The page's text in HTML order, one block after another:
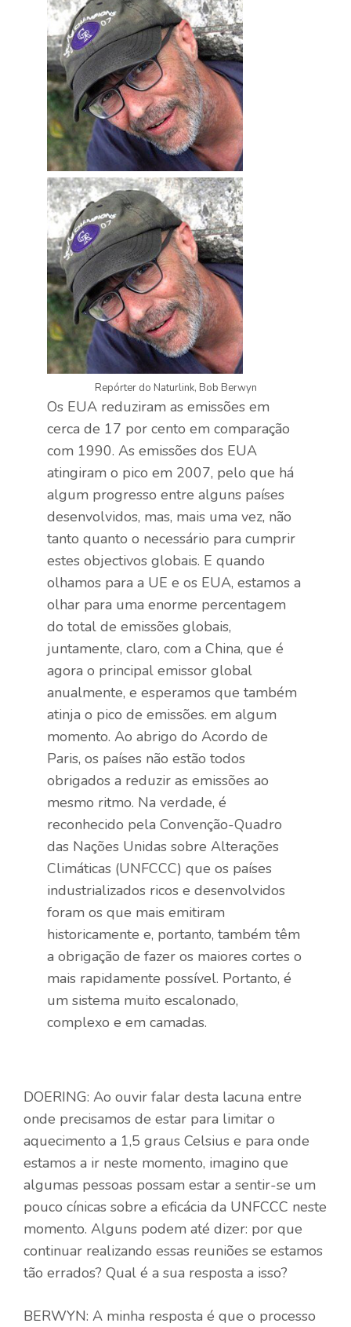
Repórter do Naturlink, Bob Berwyn
Os EUA reduziram as emissões em
cerca de 17 por cento em comparação
com 1990. As emissões dos EUA
atingiram o pico em 2007, pelo que há
algum progresso entre alguns países
desenvolvidos, mas, mais uma vez, não
tanto quanto o necessário para cumprir
estes objectivos globais. E quando
olhamos para a UE e os EUA, estamos a
olhar para uma enorme percentagem
do total de emissões globais,
juntamente, claro, com a China, que é
agora o principal emissor global
anualmente, e esperamos que também
atinja o pico de emissões. em algum
momento. Ao abrigo do Acordo de
Paris, os países não estão todos
obrigados a reduzir as emissões ao
mesmo ritmo. Na verdade, é
reconhecido pela Convenção-Quadro
das Nações Unidas sobre Alterações
Climáticas (UNFCCC) que os países
industrializados ricos e desenvolvidos
foram os que mais emitiram
historicamente e, portanto, também têm
a obrigação de fazer os maiores cortes o
mais rapidamente possível. Portanto, é
um sistema muito escalonado,
complexo e em camadas.
DOERING: Ao ouvir falar desta lacuna entre
onde precisamos de estar para limitar o
aquecimento a 1,5 graus Celsius e para onde
estamos a ir neste momento, imagino que
algumas pessoas possam estar a sentir-se um
pouco cínicas sobre a eficácia da UNFCCC neste
momento. Alguns podem até dizer: por que
continuar realizando essas reuniões se estamos
tão errados? Qual é a sua resposta a isso?
BERWYN: A minha resposta é que o processo